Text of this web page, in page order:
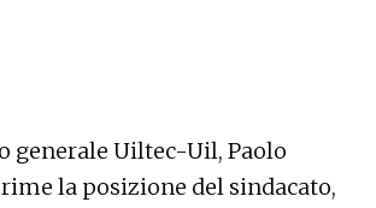
generale Uiltec-Uil, Paolo
la posizione del sindacato,